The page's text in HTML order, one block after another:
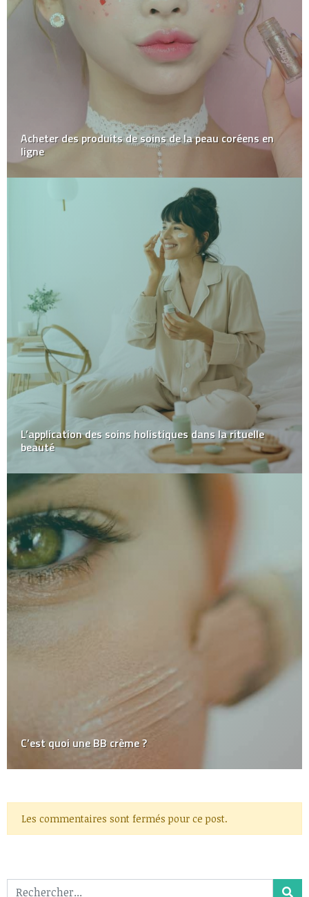
Acheter des produits de soins de la peau coréens en
ligne
L’application des soins holistiques dans la rituelle
beauté
C’est quoi une BB crème ?
Les commentaires sont fermés pour ce post.